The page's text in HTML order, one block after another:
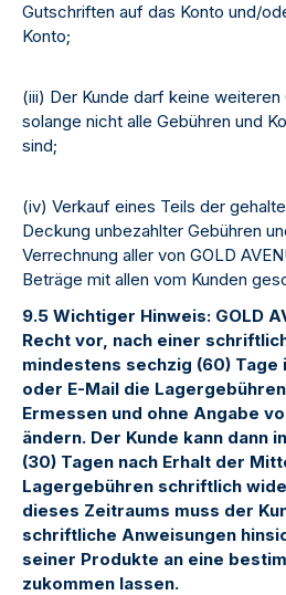
Gutschriften auf das Konto und/
Konto;
(iii) Der Kunde darf keine
solange nicht alle Gebühren und
sind;
(iv) Verkauf eines Teils der
Deckung unbezahlter Gebühren
Verrechnung aller von GOLD
Beträge mit allen vom Kunden
9.5 Wichtiger Hinweis: GOLD
Recht vor, nach einer
mindestens sechzig (60) Tage
oder E-Mail die
Ermessen und ohne Angabe
ändern. Der Kunde kann dann
(30) Tagen nach Erhalt der
Lagergebühren schriftlich
dieses Zeitraums muss der
schriftliche Anweisungen
seiner Produkte an eine
zukommen lassen.